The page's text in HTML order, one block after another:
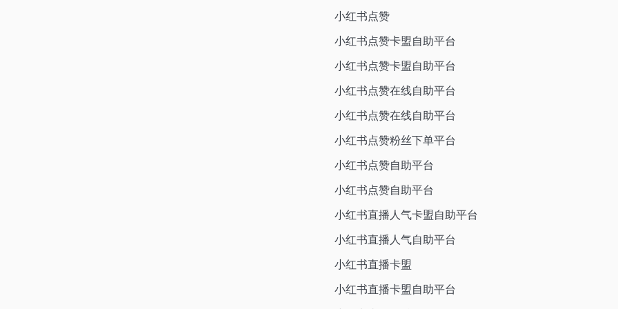
小红书点赞
小红书点赞卡盟自助平台
小红书点赞卡盟自助平台
小红书点赞在线自助平台
小红书点赞在线自助平台
小红书点赞粉丝下单平台
小红书点赞自助平台
小红书点赞自助平台
小红书直播人气卡盟自助平台
小红书直播人气自助平台
小红书直播卡盟
小红书直播卡盟自助平台